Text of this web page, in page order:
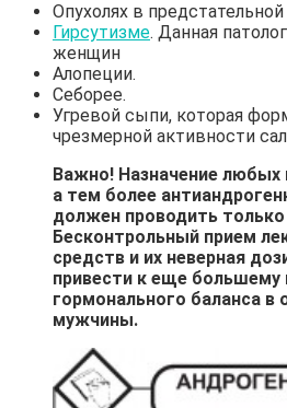
Опухолях в
Гирсутизме. Данная
женщин
Алопеции.
Себорее.
Угревой сыпи, которая
чрезмерной активности
Важно! Назначение любых
а тем более
должен проводить только
Бесконтрольный прием
средств и их неверная
привести к еще
гормонального баланса в
мужчины.